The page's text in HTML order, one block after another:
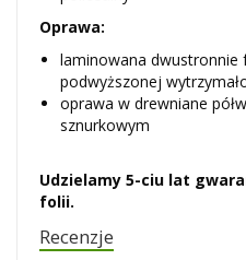
Oprawa:
laminowana dwustronnie
podwyższonej
oprawa w drewniane
sznurkowym
Udzielamy 5-ciu lat
folii.
Recenzje